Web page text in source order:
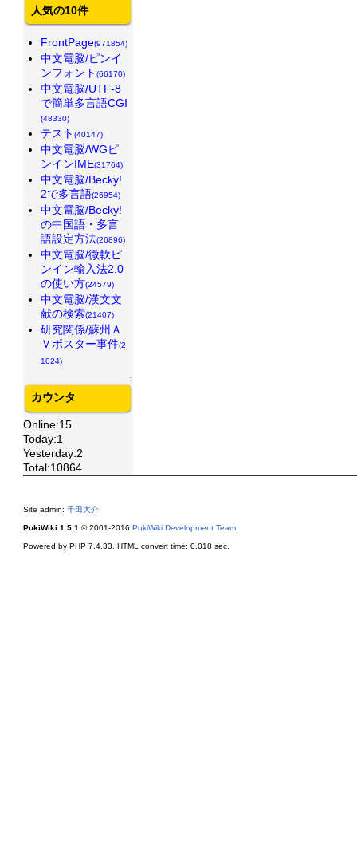
人気の10件
FrontPage(971854)
中文電脳/ピンイ
ンフォント (66170)
中文電脳/UTF-8
で簡単多言語CGI
(48330)
テスト (40147)
中文電脳/WGピ
ンインIME(31764)
中文電脳/Becky!
2で多言語(26954)
中文電脳/Becky!
の中国語・多言
語設定方法(26896)
中文電脳/微軟ピ
ンイン輸入法2.0
の使い方(24579)
中文電脳/漢文文
献の検索(21407)
研究関係/蘇州Ａ
Ｖポスター事件(2
1024)
↑
カウンタ
Online:15
Today:1
Yesterday:2
Total:10864
Site admin: 千田大介
PukiWiki 1.5.1 © 2001-2016 PukiWiki Development Team
Powered by PHP 7.4.33. HTML convert time: 0.018 sec.